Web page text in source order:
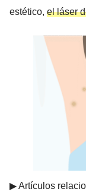
estético, el láser
▶︎ Artículos